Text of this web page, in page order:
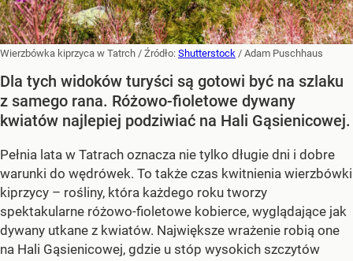
Wierzbówka kiprzyca w Tatrch / Źródło: Shutterstock / Adam Puschhaus
Dla tych widoków turyści są gotowi być na szlaku
z samego rana. Różowo-fioletowe dywany
kwiatów najlepiej podziwiać na Hali Gąsienicowej.
Pełnia lata w Tatrach oznacza nie tylko długie dni i dobre
warunki do wędrówek. To także czas kwitnienia wierzbówki
kiprzycy – rośliny, która każdego roku tworzy
spektakularne różowo-fioletowe kobierce, wyglądające jak
dywany utkane z kwiatów. Największe wrażenie robią one
na Hali Gąsienicowej, gdzie u stóp wysokich szczytów